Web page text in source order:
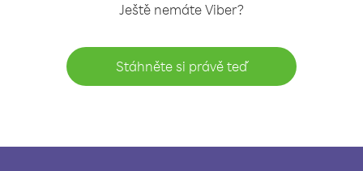
Ještě nemáte Viber?
Stáhněte si právě teď